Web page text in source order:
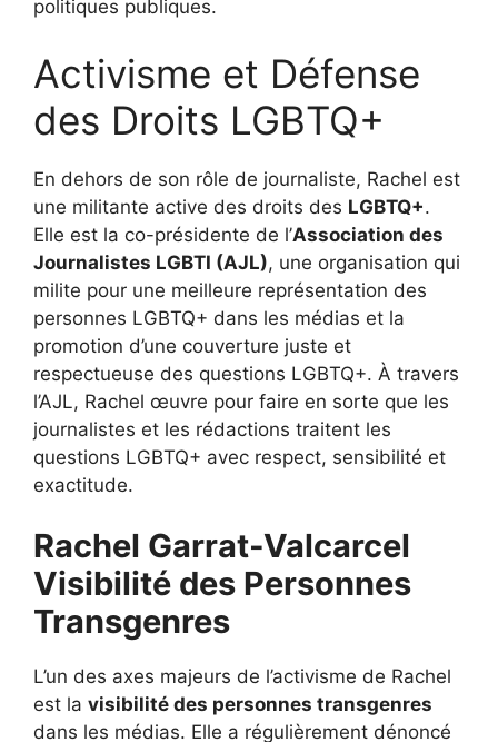
politiques publiques.
Activisme et Défense
des Droits LGBTQ+
En dehors de son rôle de journaliste, Rachel est
une militante active des droits des LGBTQ+.
Elle est la co-présidente de l’Association des
Journalistes LGBTI (AJL), une organisation qui
milite pour une meilleure représentation des
personnes LGBTQ+ dans les médias et la
promotion d’une couverture juste et
respectueuse des questions LGBTQ+. À travers
l’AJL, Rachel œuvre pour faire en sorte que les
journalistes et les rédactions traitent les
questions LGBTQ+ avec respect, sensibilité et
exactitude.
Rachel Garrat-Valcarcel
Visibilité des Personnes
Transgenres
L’un des axes majeurs de l’activisme de Rachel
est la visibilité des personnes transgenres
dans les médias. Elle a régulièrement dénoncé